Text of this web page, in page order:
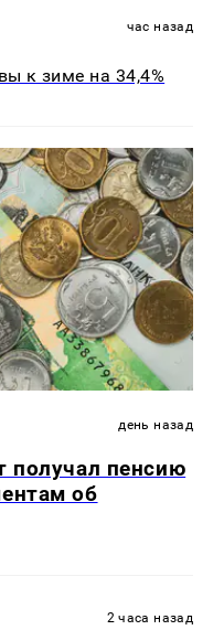
час назад
к зиме на 34,4%
день назад
получал пенсию
об
2 часа назад